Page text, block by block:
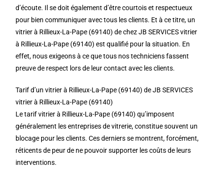
d’écoute. Il se doit également d’être courtois et respectueux
pour bien communiquer avec tous les clients. Et à ce titre, un
vitrier à Rillieux-La-Pape (69140) de chez JB SERVICES vitrier
à Rillieux-La-Pape (69140) est qualifié pour la situation. En
effet, nous exigeons à ce que tous nos techniciens fassent
preuve de respect lors de leur contact avec les clients.
Tarif d’un vitrier à Rillieux-La-Pape (69140) de JB SERVICES
vitrier à Rillieux-La-Pape (69140)
Le tarif vitrier à Rillieux-La-Pape (69140) qu’imposent
généralement les entreprises de vitrerie, constitue souvent un
blocage pour les clients. Ces derniers se montrent, forcément,
réticents de peur de ne pouvoir supporter les coûts de leurs
interventions.